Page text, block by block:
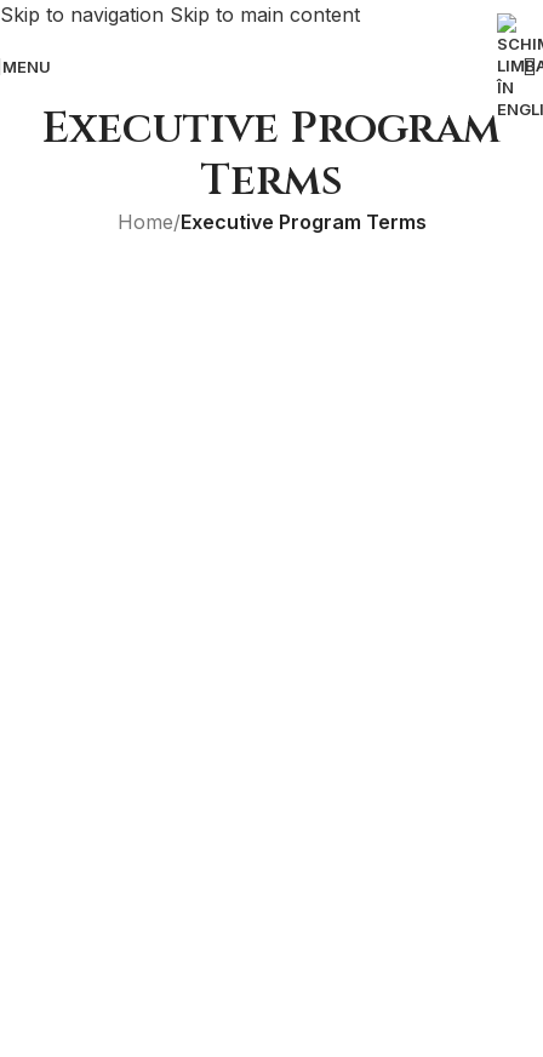
Skip to navigation Skip to main content
MENU
Executive Program
Terms
Home/Executive Program Terms